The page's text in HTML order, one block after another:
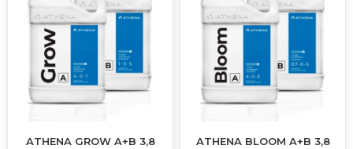
ATHENA GROW A+B 3,8
ATHENA BLOOM A+B 3,8